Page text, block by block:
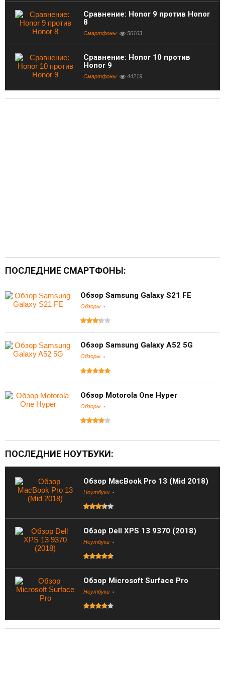
Сравнение: Honor 9 против Honor
8
Смартфоны 56163
Сравнение: Honor 10 против
Honor 9
Смартфоны 44219
ПОСЛЕДНИЕ СМАРТФОНЫ:
Обзор Samsung Galaxy S21 FE
Обзоры
Обзор Samsung Galaxy A52 5G
Обзоры
Обзор Motorola One Hyper
Обзоры
ПОСЛЕДНИЕ НОУТБУКИ:
Обзор MacBook Pro 13 (Mid 2018)
Ноутбуки
Обзор Dell XPS 13 9370 (2018)
Ноутбуки
Обзор Microsoft Surface Pro
Ноутбуки